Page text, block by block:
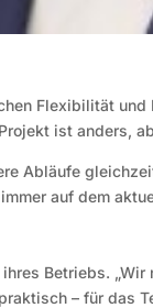
Flexibilität
ist anders,
Abläufe
auf dem
Betriebs.
– für das